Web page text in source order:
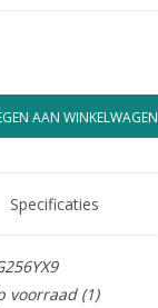
AAN WINKELWAGEN
Specificaties
voorraad(1)